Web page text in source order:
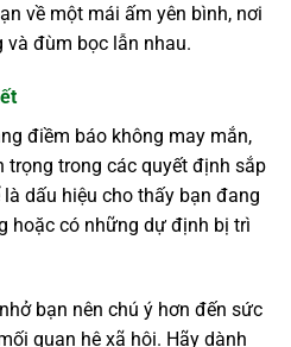
về một mái ấm yên bình, nơi
đùm bọc lẫn nhau.
điềm báo không may mắn,
trọng trong các quyết định sắp
là dấu hiệu cho thấy bạn đang
hoặc có những dự định bị trì
bạn nên chú ý hơn đến sức
quan hệ xã hội. Hãy dành